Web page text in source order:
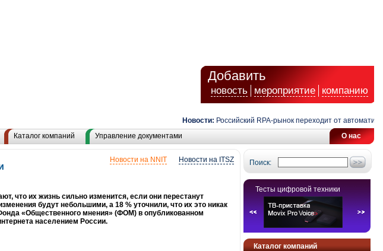
Добавить
новость мероприятие компанию
Новости: Российский RPA-рынок переходит от
О нас
Каталог компаний Управление документами
Поиск:
Тесты цифровой техники
Каталог компаний
Новости на ITSZ
Новости на NNIT
что их жизнь сильно изменится, если они перестанут
будут небольшими, а 18 % уточнили, что их это никак
«Общественного мнения» (ФОМ) в опубликованном
населением России.